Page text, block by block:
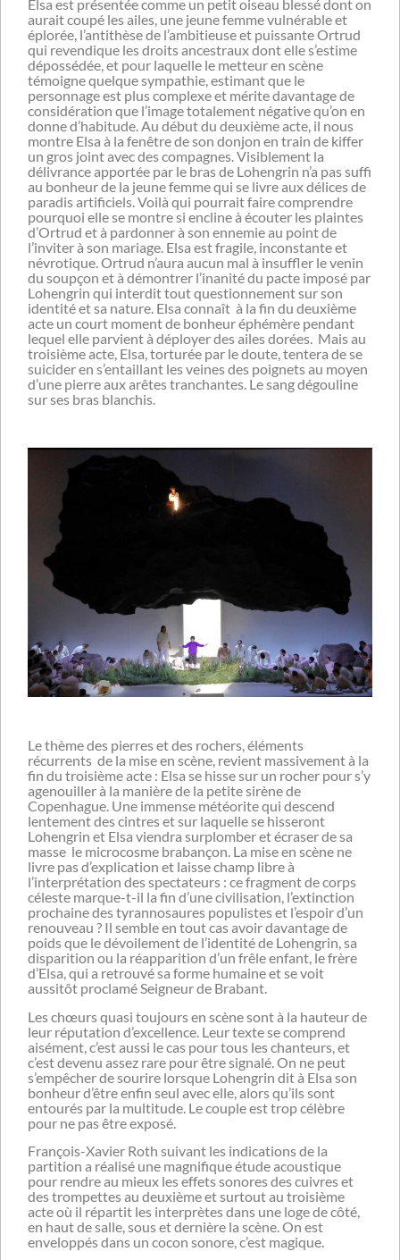
Elsa est présentée comme un petit oiseau blessé dont on
aurait coupé les ailes, une jeune femme vulnérable et
éplorée, l’antithèse de l’ambitieuse et puissante Ortrud
qui revendique les droits ancestraux dont elle s’estime
dépossédée, et pour laquelle le metteur en scène
témoigne quelque sympathie, estimant que le
personnage est plus complexe et mérite davantage de
considération que l’image totalement négative qu’on en
donne d’habitude. Au début du deuxième acte, il nous
montre Elsa à la fenêtre de son donjon en train de kiffer
un gros joint avec des compagnes. Visiblement la
délivrance apportée par le bras de Lohengrin n’a pas suffi
au bonheur de la jeune femme qui se livre aux délices de
paradis artificiels. Voilà qui pourrait faire comprendre
pourquoi elle se montre si encline à écouter les plaintes
d’Ortrud et à pardonner à son ennemie au point de
l’inviter à son mariage. Elsa est fragile, inconstante et
névrotique. Ortrud n’aura aucun mal à insuffler le venin
du soupçon et à démontrer l’inanité du pacte imposé par
Lohengrin qui interdit tout questionnement sur son
identité et sa nature. Elsa connaît à la fin du deuxième
acte un court moment de bonheur éphémère pendant
lequel elle parvient à déployer des ailes dorées. Mais au
troisième acte, Elsa, torturée par le doute, tentera de se
suicider en s’entaillant les veines des poignets au moyen
d’une pierre aux arêtes tranchantes. Le sang dégouline
sur ses bras blanchis.
Le thème des pierres et des rochers, éléments
récurrents de la mise en scène, revient massivement à la
fin du troisième acte : Elsa se hisse sur un rocher pour s’y
agenouiller à la manière de la petite sirène de
Copenhague. Une immense météorite qui descend
lentement des cintres et sur laquelle se hisseront
Lohengrin et Elsa viendra surplomber et écraser de sa
masse le microcosme brabançon. La mise en scène ne
livre pas d’explication et laisse champ libre à
l’interprétation des spectateurs : ce fragment de corps
céleste marque-t-il la fin d’une civilisation, l’extinction
prochaine des tyrannosaures populistes et l’espoir d’un
renouveau ? Il semble en tout cas avoir davantage de
poids que le dévoilement de l’identité de Lohengrin, sa
disparition ou la réapparition d’un frêle enfant, le frère
d’Elsa, qui a retrouvé sa forme humaine et se voit
aussitôt proclamé Seigneur de Brabant.
Les chœurs quasi toujours en scène sont à la hauteur de
leur réputation d’excellence. Leur texte se comprend
aisément, c’est aussi le cas pour tous les chanteurs, et
c’est devenu assez rare pour être signalé. On ne peut
s’empêcher de sourire lorsque Lohengrin dit à Elsa son
bonheur d’être enfin seul avec elle, alors qu’ils sont
entourés par la multitude. Le couple est trop célèbre
pour ne pas être exposé.
François-Xavier Roth suivant les indications de la
partition a réalisé une magnifique étude acoustique
pour rendre au mieux les effets sonores des cuivres et
des trompettes au deuxième et surtout au troisième
acte où il répartit les interprètes dans une loge de côté,
en haut de salle, sous et dernière la scène. On est
enveloppés dans un cocon sonore, c’est magique.